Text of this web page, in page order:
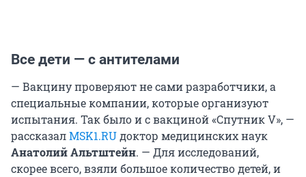
Все дети — с антителами
— Вакцину проверяют не сами разработчики, а
специальные компании, которые организуют
испытания. Так было и с вакциной «Спутник V», —
рассказалMSK1.RUдоктор медицинских наук
Анатолий Альтштейн. — Для исследований,
скорее всего, взяли большое количество детей, и